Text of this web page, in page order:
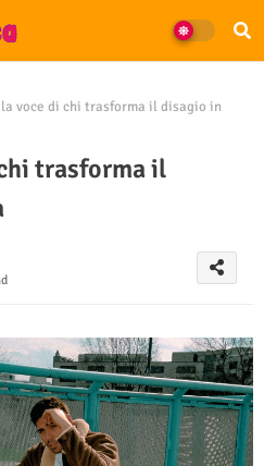
la voce di chi trasforma il disagio in
trasforma il